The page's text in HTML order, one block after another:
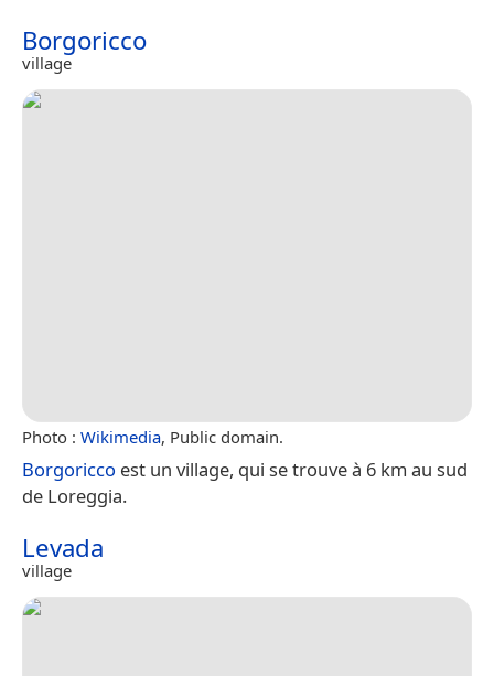
Borgoricco
village
Photo : Wikimedia, Public domain.
Borgoricco est un village, qui se trouve à 6 km au sud
de Loreggia.
Levada
village